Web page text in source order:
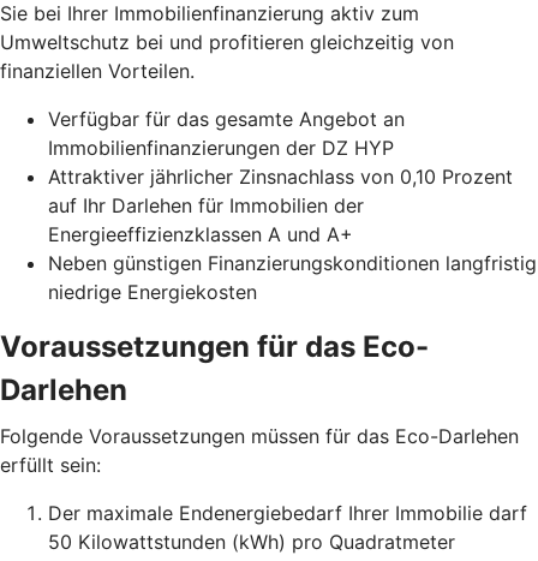
Sie bei Ihrer Immobilienfinanzierung aktiv zum
Umweltschutz bei und profitieren gleichzeitig von
finanziellen Vorteilen.
Verfügbar für das gesamte Angebot an
Immobilienfinanzierungen der DZ HYP
Attraktiver jährlicher Zinsnachlass von 0,10 Prozent
auf Ihr Darlehen für Immobilien der
Energieeffizienzklassen A und A+
Neben günstigen Finanzierungskonditionen langfristig
niedrige Energiekosten
Voraussetzungen für das Eco-
Darlehen
Folgende Voraussetzungen müssen für das Eco-Darlehen
erfüllt sein:
Der maximale Endenergiebedarf Ihrer Immobilie darf
50 Kilowattstunden (kWh) pro Quadratmeter